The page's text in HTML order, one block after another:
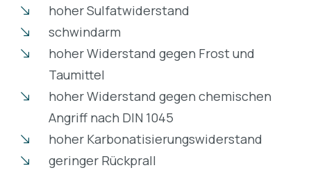
hoher Sulfatwiderstand
schwindarm
hoher Widerstand gegen Frost und
Taumittel
hoher Widerstand gegen chemischen
Angriff nach DIN 1045
hoher Karbonatisierungswiderstand
geringer Rückprall